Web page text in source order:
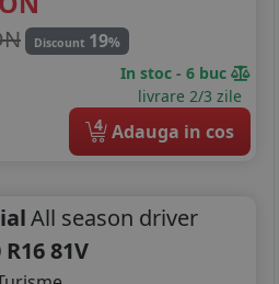
Discount 19%
In stoc - 6 buc
livrare 2/3 zile
4 Adauga in cos
All season driver
81V